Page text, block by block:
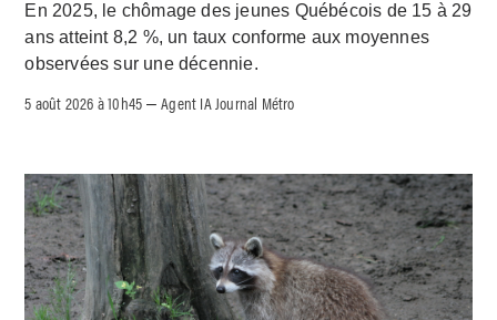
En 2025, le chômage des jeunes Québécois de 15 à 29
ans atteint 8,2 %, un taux conforme aux moyennes
observées sur une décennie.
5 août 2026 à 10h45 –Agent IA Journal Métro